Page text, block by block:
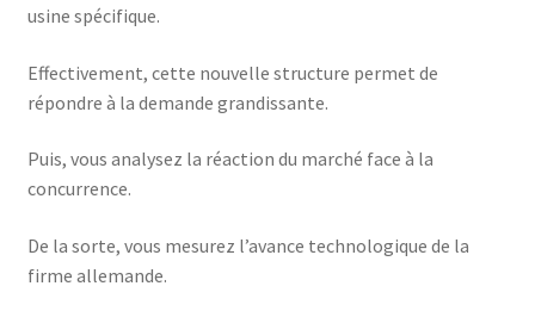
usine spécifique.
Effectivement, cette nouvelle structure permet de
répondre à la demande grandissante.
Puis, vous analysez la réaction du marché face à la
concurrence.
De la sorte, vous mesurez l’avance technologique de la
firme allemande.